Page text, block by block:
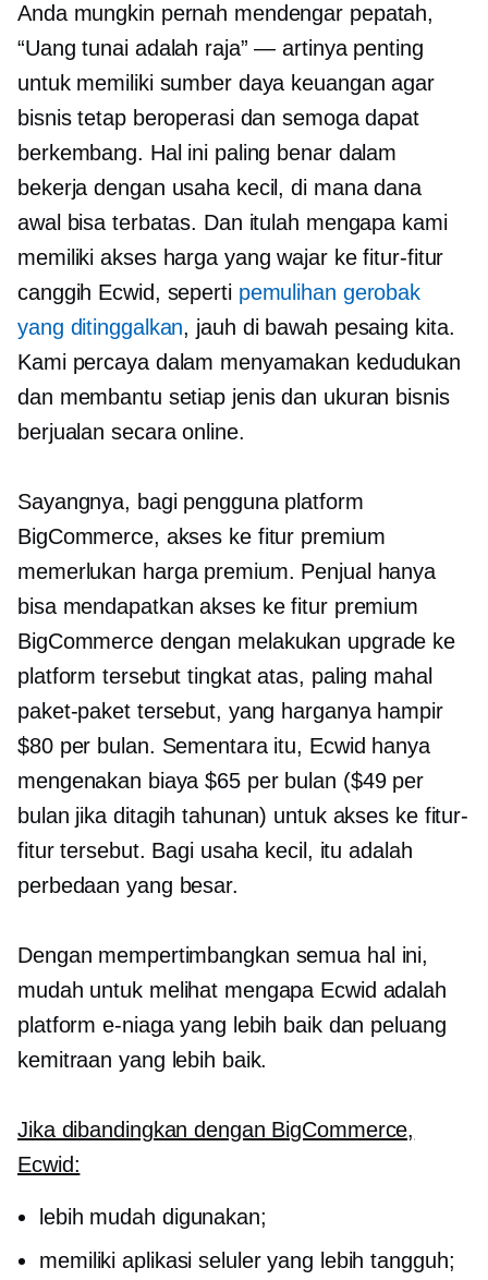
Anda mungkin pernah mendengar pepatah,
“Uang tunai adalah raja” — artinya penting
untuk memiliki sumber daya keuangan agar
bisnis tetap beroperasi dan semoga dapat
berkembang. Hal ini paling benar dalam
bekerja dengan usaha kecil, di mana dana
awal bisa terbatas. Dan itulah mengapa kami
memiliki akses harga yang wajar ke fitur-fitur
canggih Ecwid, seperti pemulihan gerobak
yang ditinggalkan, jauh di bawah pesaing kita.
Kami percaya dalam menyamakan kedudukan
dan membantu setiap jenis dan ukuran bisnis
berjualan secara online.
Sayangnya, bagi pengguna platform
BigCommerce, akses ke fitur premium
memerlukan harga premium. Penjual hanya
bisa mendapatkan akses ke fitur premium
BigCommerce dengan melakukan upgrade ke
platform tersebuttingkat atas, paling mahal
paket-paket tersebut, yang harganya hampir
$80 per bulan. Sementara itu, Ecwid hanya
mengenakan biaya $65 per bulan ($49 per
bulan jika ditagih tahunan) untuk akses ke fitur-
fitur tersebut. Bagi usaha kecil, itu adalah
perbedaan yang besar.
Dengan mempertimbangkan semua hal ini,
mudah untuk melihat mengapa Ecwid adalah
platform e-niaga yang lebih baik dan peluang
kemitraan yang lebih baik.
Jika dibandingkan dengan BigCommerce,
Ecwid:
lebih mudah digunakan;
memiliki aplikasi seluler yang lebih tangguh;